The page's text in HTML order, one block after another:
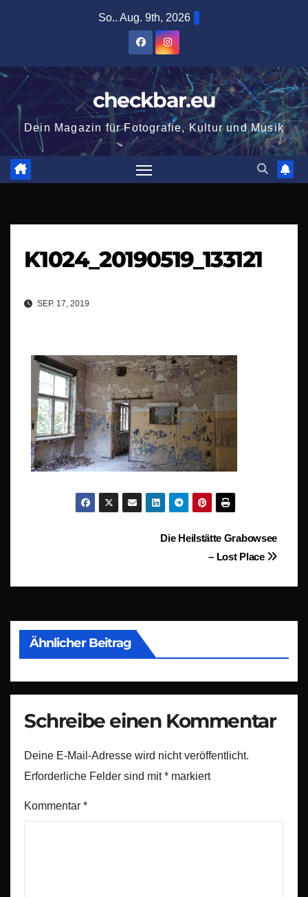
So.. Aug. 9th, 2026
checkbar.eu
Dein Magazin für Fotografie, Kultur und Musik
K1024_20190519_133121
SEP. 17, 2019
Beitragsnavigation
Die Heilstätte Grabowsee
– Lost Place
Ähnlicher Beitrag
Schreibe einen Kommentar
Deine E-Mail-Adresse wird nicht veröffentlicht.
Erforderliche Felder sind mit* markiert
Kommentar *